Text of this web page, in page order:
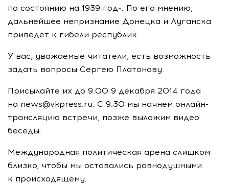
по состоянию на 1939 год». По его мнению,
дальнейшее непризнание Донецка и Луганска
приведет к гибели республик.
У вас, уважаемые читатели, есть возможность
задать вопросы Сергею Платонову.
Присылайте их до 9.00 9 декабря 2014 года
на news@vkpress.ru. С 9.30 мы начнем онлайн-
трансляцию встречи, позже выложим видео
беседы.
Международная политическая арена слишком
близко, чтобы мы оставались равнодушными
к происходящему.